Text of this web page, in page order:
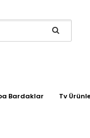
Bardaklar Tv